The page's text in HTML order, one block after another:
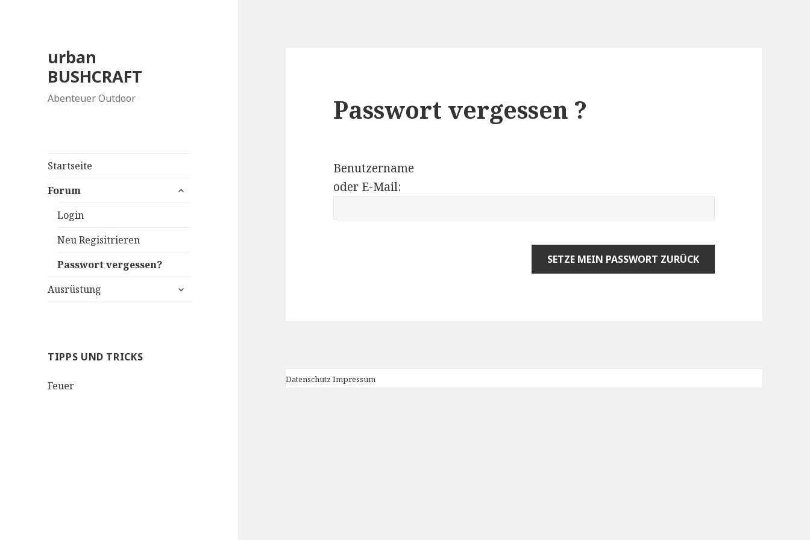
urban
BUSHCRAFT
Abenteuer Outdoor
Startseite
Forum
untermenü
Login
Neu Regisitrieren
Passwort vergessen?
Ausrüstung
untermenü
TIPPS UND TRICKS
Feuer
Passwort vergessen ?
Benutzername
oder E-Mail:
SETZE MEIN PASSWORT ZURÜCK
Datenschutz Impressum